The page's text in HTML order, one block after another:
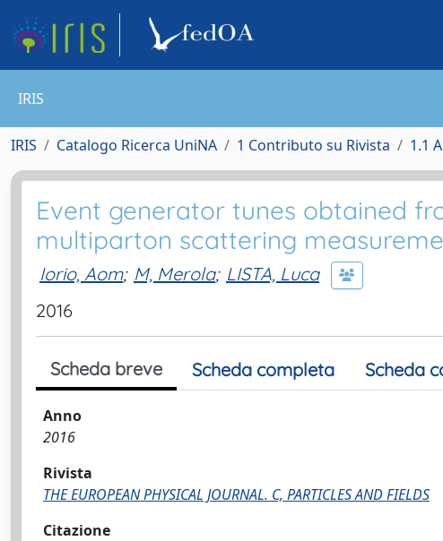
IRIS
IRIS Catalogo Ricerca UniNA 1 Contributo su Rivista 1.1
Event generator tunes obtained
multiparton scattering
Iorio, Aom; M, Merola; LISTA, Luca
2016
Scheda breve Scheda completa Scheda
Anno
2016
Rivista
THE EUROPEAN PHYSICAL JOURNAL. C, PARTICLES AND FIELDS
Citazione